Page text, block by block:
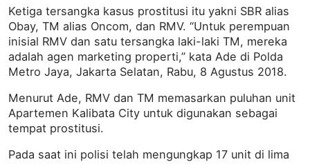
Ketiga tersangka kasus prostitusi itu yakni SBR alias
Obay, TM alias Oncom, dan RMV. “Untuk perempuan
inisial RMV dan satu tersangka laki-laki TM, mereka
adalah agen marketing properti,” kata Ade di Polda
Metro Jaya, Jakarta Selatan, Rabu, 8 Agustus 2018.
Menurut Ade, RMV dan TM memasarkan puluhan unit
Apartemen Kalibata City untuk digunakan sebagai
tempat prostitusi.
Pada saat ini polisi telah mengungkap 17 unit di lima